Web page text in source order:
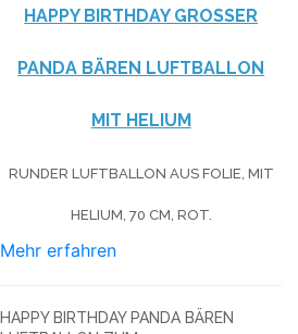
HAPPY BIRTHDAY GROSSER P
ANDA BÄREN LUFTBALLON M
IT HELIUM
RUNDER LUFTBALLON AUS FOLIE, MIT
HELIUM, 70 CM, ROT.
Mehr erfahren
HAPPY BIRTHDAY PANDA BÄREN